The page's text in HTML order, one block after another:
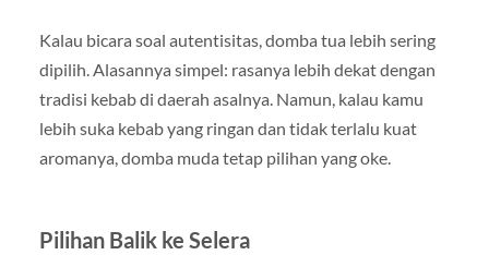
Kalau bicara soal autentisitas, domba tua lebih sering
dipilih. Alasannya simpel: rasanya lebih dekat dengan
tradisi kebab di daerah asalnya. Namun, kalau kamu
lebih suka kebab yang ringan dan tidak terlalu kuat
aromanya, domba muda tetap pilihan yang oke.
Pilihan Balik ke Selera